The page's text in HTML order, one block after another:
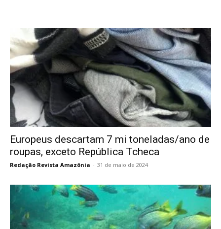
Europeus descartam 7 mi toneladas/ano de
roupas, exceto República Tcheca
Redação Revista Amazônia - 31 de maio de 2024